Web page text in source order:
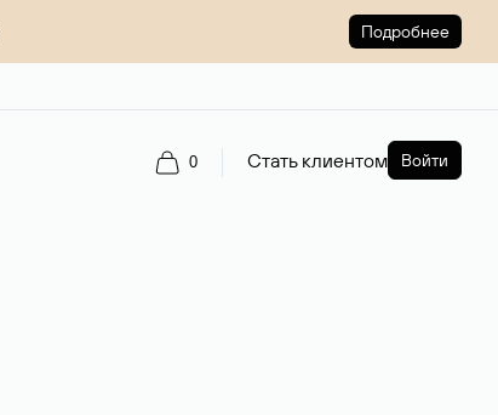
Подробнее
0 Стать клиентом Войти